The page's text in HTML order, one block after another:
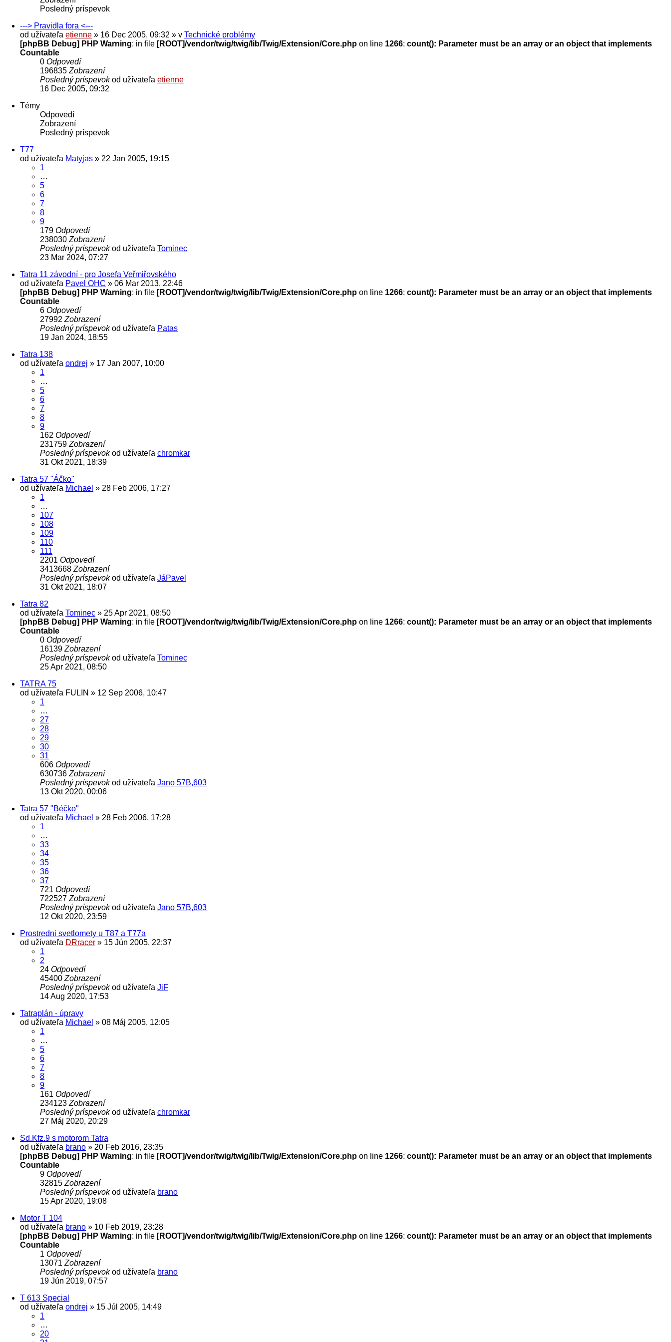
Posledný príspevok
---> Pravidla fora <---
od užívateľa etienne » 16 Dec 2005, 09:32 » v Technické problémy
[phpBB Debug] PHP Warning: in file [ROOT]/vendor/twig/twig/lib/Twig/Extension/Core.php on line 1266: count(): Parameter must be an array or an object that implements
Countable
0 Odpovedí
196835 Zobrazení
Posledný príspevokod užívateľa etienne
16 Dec 2005, 09:32
Témy
Odpovedí
Zobrazení
Posledný príspevok
T77
od užívateľa Matyjas » 22 Jan 2005, 19:15
1
…
5
6
7
8
9
179 Odpovedí
238030 Zobrazení
Posledný príspevokod užívateľa Tominec
23 Mar 2024, 07:27
Tatra 11 závodní - pro Josefa Veřmiřovského
od užívateľa Pavel OHC » 06 Mar 2013, 22:46
[phpBB Debug] PHP Warning: in file [ROOT]/vendor/twig/twig/lib/Twig/Extension/Core.php on line 1266: count(): Parameter must be an array or an object that implements
Countable
6 Odpovedí
27992 Zobrazení
Posledný príspevokod užívateľa Patas
19 Jan 2024, 18:55
Tatra 138
od užívateľa ondrej » 17 Jan 2007, 10:00
1
…
5
6
7
8
9
162 Odpovedí
231759 Zobrazení
Posledný príspevokod užívateľa chromkar
31 Okt 2021, 18:39
Tatra 57 "Áčko"
od užívateľa Michael » 28 Feb 2006, 17:27
1
…
107
108
109
110
111
2201 Odpovedí
3413668 Zobrazení
Posledný príspevokod užívateľa JáPavel
31 Okt 2021, 18:07
Tatra 82
od užívateľa Tominec » 25 Apr 2021, 08:50
[phpBB Debug] PHP Warning: in file [ROOT]/vendor/twig/twig/lib/Twig/Extension/Core.php on line 1266: count(): Parameter must be an array or an object that implements
Countable
0 Odpovedí
16139 Zobrazení
Posledný príspevokod užívateľa Tominec
25 Apr 2021, 08:50
TATRA 75
od užívateľa FULIN » 12 Sep 2006, 10:47
1
…
27
28
29
30
31
606 Odpovedí
630736 Zobrazení
Posledný príspevokod užívateľa Jano 57B,603
13 Okt 2020, 00:06
Tatra 57 "Béčko"
od užívateľa Michael » 28 Feb 2006, 17:28
1
…
33
34
35
36
37
721 Odpovedí
722527 Zobrazení
Posledný príspevokod užívateľa Jano 57B,603
12 Okt 2020, 23:59
Prostredni svetlomety u T87 a T77a
od užívateľa DRracer » 15 Jún 2005, 22:37
1
2
24 Odpovedí
45400 Zobrazení
Posledný príspevokod užívateľa JiF
14 Aug 2020, 17:53
Tatraplán - úpravy
od užívateľa Michael » 08 Máj 2005, 12:05
1
…
5
6
7
8
9
161 Odpovedí
234123 Zobrazení
Posledný príspevokod užívateľa chromkar
27 Máj 2020, 20:29
Sd.Kfz.9 s motorom Tatra
od užívateľa brano » 20 Feb 2016, 23:35
[phpBB Debug] PHP Warning: in file [ROOT]/vendor/twig/twig/lib/Twig/Extension/Core.php on line 1266: count(): Parameter must be an array or an object that implements
Countable
9 Odpovedí
32815 Zobrazení
Posledný príspevokod užívateľa brano
15 Apr 2020, 19:08
Motor T 104
od užívateľa brano » 10 Feb 2019, 23:28
[phpBB Debug] PHP Warning: in file [ROOT]/vendor/twig/twig/lib/Twig/Extension/Core.php on line 1266: count(): Parameter must be an array or an object that implements
Countable
1 Odpovedí
13071 Zobrazení
Posledný príspevokod užívateľa brano
19 Jún 2019, 07:57
T 613 Special
od užívateľa ondrej » 15 Júl 2005, 14:49
1
…
20